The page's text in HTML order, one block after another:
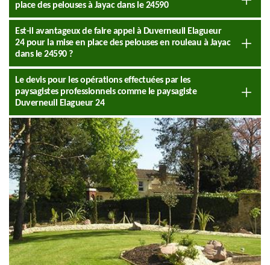
place des pelouses à Jayac dans le 24590
Est-il avantageux de faire appel à Duverneuil Elagueur
24 pour la mise en place des pelouses en rouleau à Jayac
dans le 24590 ?
Le devis pour les opérations effectuées par les
paysagistes professionnels comme le paysagiste
Duverneuil Elagueur 24